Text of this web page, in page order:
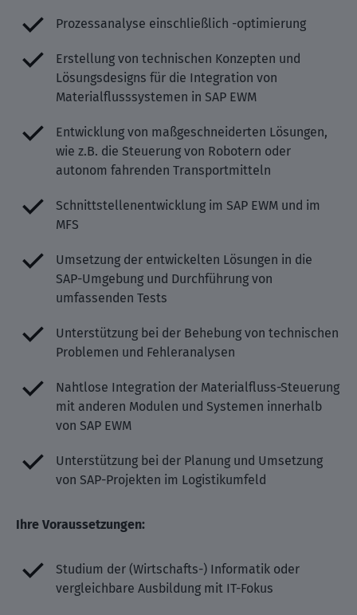
Prozessanalyse einschließlich -optimierung
Erstellung von technischen Konzepten und
Lösungsdesigns für die Integration von
Materialflusssystemen in SAP EWM
Entwicklung von maßgeschneiderten Lösungen,
wie z.B. die Steuerung von Robotern oder
autonom fahrenden Transportmitteln
Schnittstellenentwicklung im SAP EWM und im
MFS
Umsetzung der entwickelten Lösungen in die
SAP-Umgebung und Durchführung von
umfassenden Tests
Unterstützung bei der Behebung von technischen
Problemen und Fehleranalysen
Nahtlose Integration der Materialfluss-Steuerung
mit anderen Modulen und Systemen innerhalb
von SAP EWM
Unterstützung bei der Planung und Umsetzung
von SAP-Projekten im Logistikumfeld
Ihre Voraussetzungen:
Studium der (Wirtschafts-) Informatik oder
vergleichbare Ausbildung mit IT-Fokus